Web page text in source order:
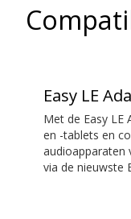
Easy LE
Met de Easy
en -tablets en
audioapparaten
via de nieuwste